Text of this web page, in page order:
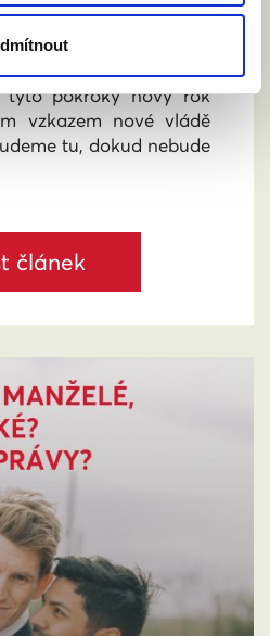
Vrcholem roku byly
ve kterých podpořilo
férových poslanců a
tyto pokroky nový rok
vzkazem nové vládě
tu, dokud nebude
článek